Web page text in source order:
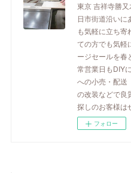
東京 吉祥寺勝
日市街道沿いに
も気軽に立ち寄
ての方でも気軽
ージセールを春
常営業日もDIY
への小売・配送
の改装などで良
探しのお客様は
フォロー